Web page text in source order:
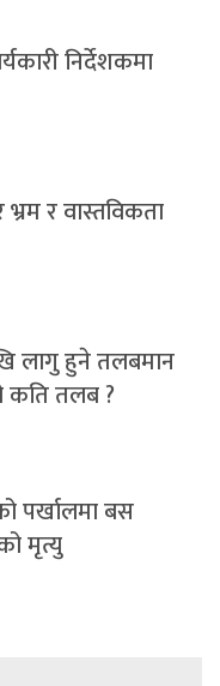
निर्देशकमा
र वास्तविकता
लागु हुने तलबमान
कति तलब ?
पर्खालमा बस
मृत्यु